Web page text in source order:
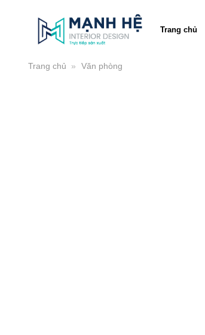
Trang chủ
Trang chủ » Văn phòng